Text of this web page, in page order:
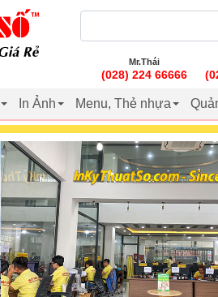
Mr.Thái
(028) 224 66666
In Ảnh Menu, Thẻ nhựa